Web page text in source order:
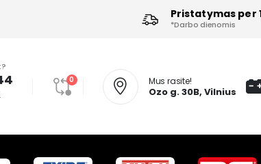
Pristatymas per
*Darbo dienomis
0 Mus rasite!
Ozo g. 30B, Vilnius